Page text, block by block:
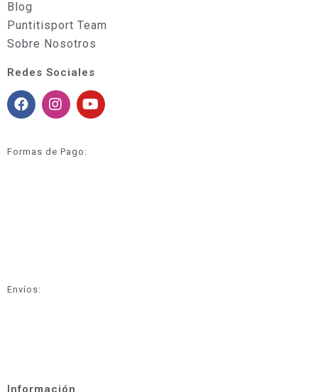
Blog
Puntitisport Team
Sobre Nosotros
Redes Sociales
Formas de Pago:
Envíos:
Información